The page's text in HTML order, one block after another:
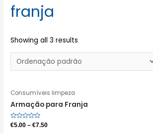
franja
Showing all 3 results
Consumíveis limpeza
Armação para Franja
Avaliação
€5.00 –€7.50